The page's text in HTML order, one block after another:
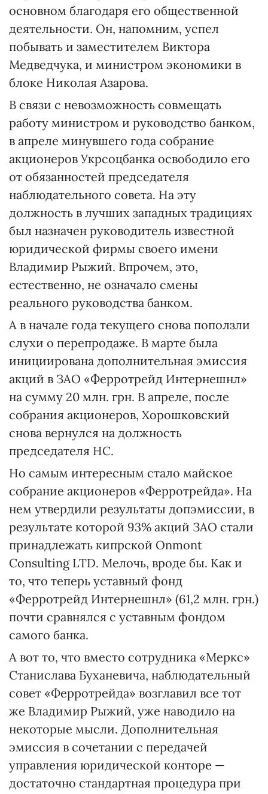
основном благодаря его общественной
деятельности. Он, напомним, успел
побывать и заместителем Виктора
Медведчука, и министром экономики в
блоке Николая Азарова.
В связи с невозможность совмещать
работу министром и руководство банком,
в апреле минувшего года собрание
акционеров Укрсоцбанка освободило его
от обязанностей председателя
наблюдательного совета. На эту
должность в лучших западных традициях
был назначен руководитель известной
юридической фирмы своего имени
Владимир Рыжий. Впрочем, это,
естественно, не означало смены
реального руководства банком.
А в начале года текущего снова поползли
слухи о перепродаже. В марте была
инициирована дополнительная эмиссия
акций в ЗАО «Ферротрейд Интернешнл»
на сумму 20 млн. грн. В апреле, после
собрания акционеров, Хорошковский
снова вернулся на должность
председателя НС.
Но самым интересным стало майское
собрание акционеров «Ферротрейда». На
нем утвердили результаты допэмиссии, в
результате которой 93% акций ЗАО стали
принадлежать кипрской Onmont
Consulting LTD. Мелочь, вроде бы. Как и
то, что теперь уставный фонд
«Ферротрейд Интернешнл» (61,2 млн. грн.)
почти сравнялся с уставным фондом
самого банка.
А вот то, что вместо сотрудника «Меркс»
Станислава Буханевича, наблюдательный
совет «Ферротрейда» возглавил все тот
же Владимир Рыжий, уже наводило на
некоторые мысли. Дополнительная
эмиссия в сочетании с передачей
управления юридической конторе —
достаточно стандартная процедура при